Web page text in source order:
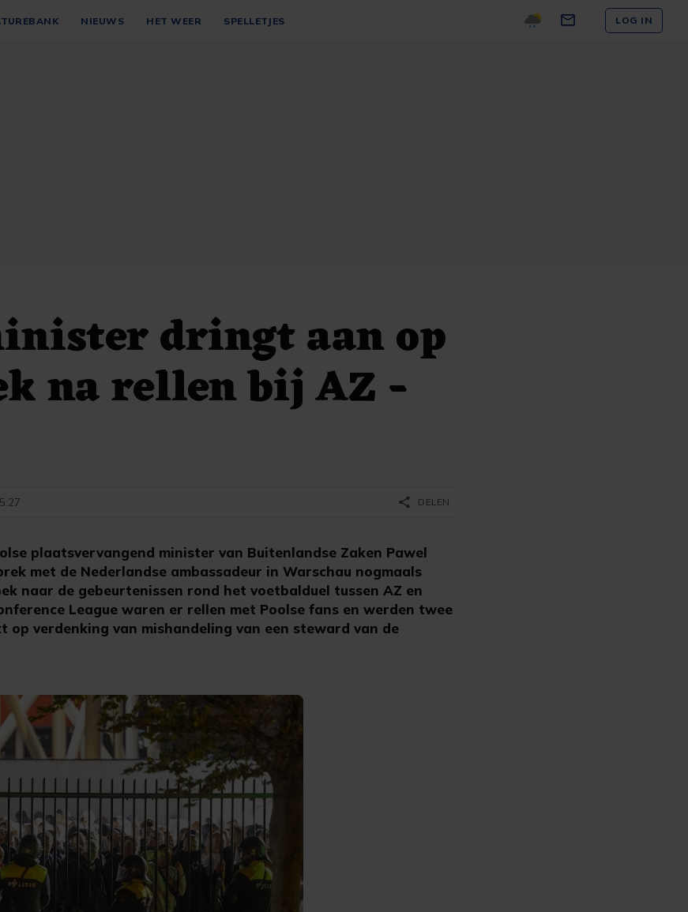
NIEUWS HET WEER SPELLETJES LOG IN
dringt aan op
na rellen bij AZ -
plaatsvervangend minister van Buitenlandse Zaken Pawel
met de Nederlandse ambassadeur in Warschau nogmaals
naar de gebeurtenissen rond het voetbalduel tussen AZ en
League waren er rellen met Poolse fans en werden twee
op verdenking van mishandeling van een steward van de
share DELEN